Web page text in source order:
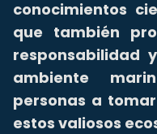
conocimientos
que también
responsabilidad
ambiente
personas a
estos valiosos